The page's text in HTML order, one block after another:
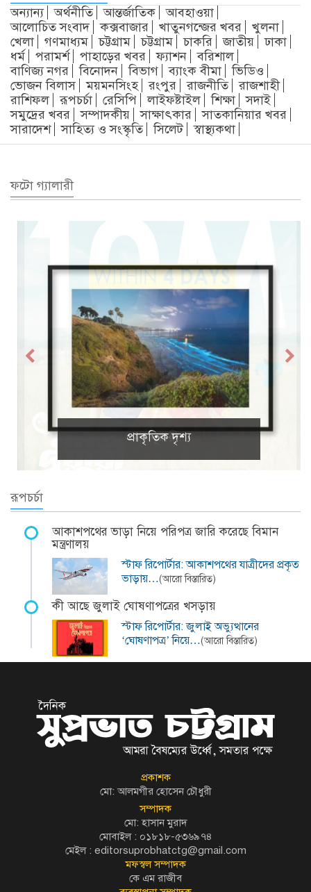
অন্যান্য অর্থনীতি আন্তর্জাতিক
আবহাওয়া
আলোচিত সংবাদ
কক্সবাজার খাতুনগন্জের খবর
খুলনা
খেলা
গণমাধ্যম চট্টগ্রাম চট্টগ্রাম চাকরি জাতীয়
ঢাকা
ধর্ম
পরামর্শ পাহাড়ের খবর ফ্যাশন
বরিশাল
বাণিজ্য নগর
বিনোদন বিভাগ ব্যাংক বীমা
ভিডিও
ভোজন বিলাস
ময়মনসিংহ রংপুর রাজনীতি
রাজশাহী
রাশিফল
রূপচর্চা রেসিপি লাইফষ্টাইল শিক্ষা
সদাই
সমুদ্রের খবর
সম্পাদকীয় সাক্ষাৎকার
সাতকানিয়ার খবর
সারাদেশ
সাহিত্য ও সংস্কৃতি সিলেট স্বাস্থ্যকথা
ফটো গ্যালারী
প্রাকৃতিক দৃশ্য
রূপচর্চা
আকাশপথের ভাড়া নিয়ে পরিপত্র জারি করেছে বিমান
মন্ত্রণালয়
স্টাফ রিপোর্টার: আকাশপথের যাত্রীদের প্রকৃত
ভাড়ায়…(আরো বিস্তারিত)
কী আছে জুলাই ঘোষণাপত্রের খসড়ায়
স্টাফ রিপোর্টার: জুলাই অভ্যুত্থানের
‘ঘোষণাপত্র’ নিয়ে…(আরো বিস্তারিত)
প্রকাশক
মো: আলমগীর হোসেন চৌধুরী
সম্পাদক
মো: হাসান মুরাদ
মোবাইল : ০১৮১৮-৫৩৬৯৭৪
মেইল : editorsuprobhatctg@gmail.com
মফস্বল সম্পাদক
কে এম রাজীব